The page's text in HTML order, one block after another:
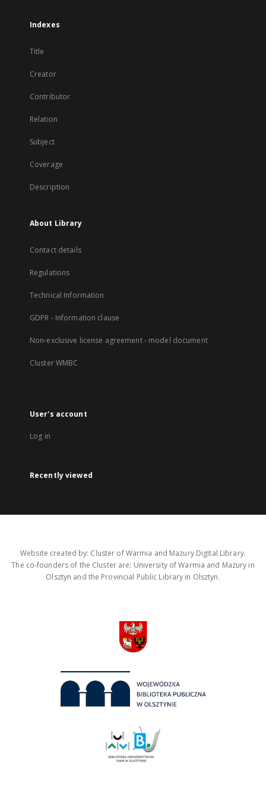
Indexes
Title
Creator
Contributor
Relation
Subject
Coverage
Description
About Library
Contact details
Regulations
Technical Information
GDPR - Information clause
Non-exclusive license agreement - model document
Cluster WMBC
User's account
Log in
Recently viewed
Website created by: Cluster of Warmia and Mazury Digital Library.
The co-founders of the Cluster are: University of Warmia and Mazury in
Olsztyn and the Provincial Public Library in Olsztyn.